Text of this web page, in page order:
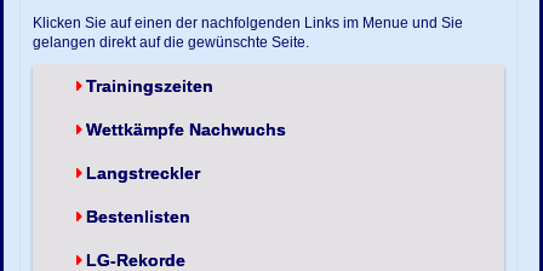
Klicken Sie auf einen der nachfolgenden Links im Menue und Sie
gelangen direkt auf die gewünschte Seite.
Trainingszeiten
Wettkämpfe Nachwuchs
Langstreckler
Bestenlisten
LG-Rekorde